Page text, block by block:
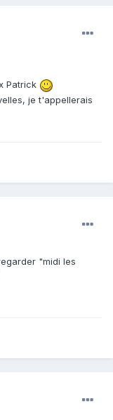
Patrick
je t'appellerais
"midi les